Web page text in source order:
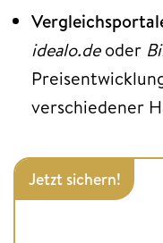
idealo.deoder
verschiedener
Jetzt sichern!